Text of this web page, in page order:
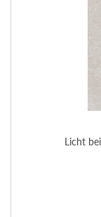
Licht